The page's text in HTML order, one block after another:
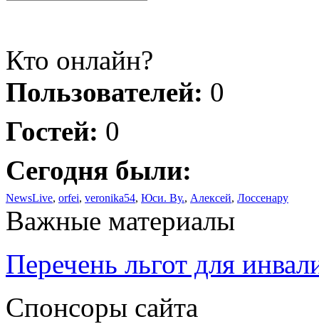
Кто онлайн?
Пользователей: 0
Гостей: 0
Сегодня были:
NewsLive, orfei, veronika54, Юси. Ву., Алексей, Лоссенару
Важные материалы
Перечень льгот для
Спонсоры сайта